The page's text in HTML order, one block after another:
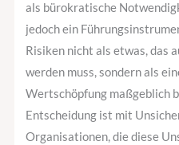
als bürokratische
jedoch ein
Risiken nicht als etwas, das
werden muss, sondern als
Wertschöpfung maßgeblich
Entscheidung ist mit
Organisationen, die diese